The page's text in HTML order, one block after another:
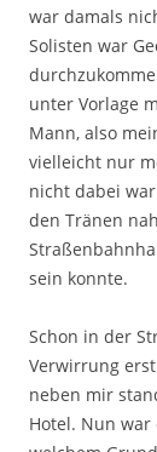
war damals
Solisten war
unter Vorlage
Mann, also
vielleicht nur
nicht dabei
den Tränen
sein konnte.
Schon in der
Verwirrung
neben mir
Hotel. Nun war